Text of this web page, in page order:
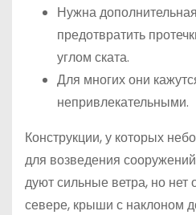
Нужна
предотвратить
углом ската.
Для многих они
непривлекательными.
Конструкции, у которых
для возведения
дуют сильные ветра, но
севере, крыши с наклоном